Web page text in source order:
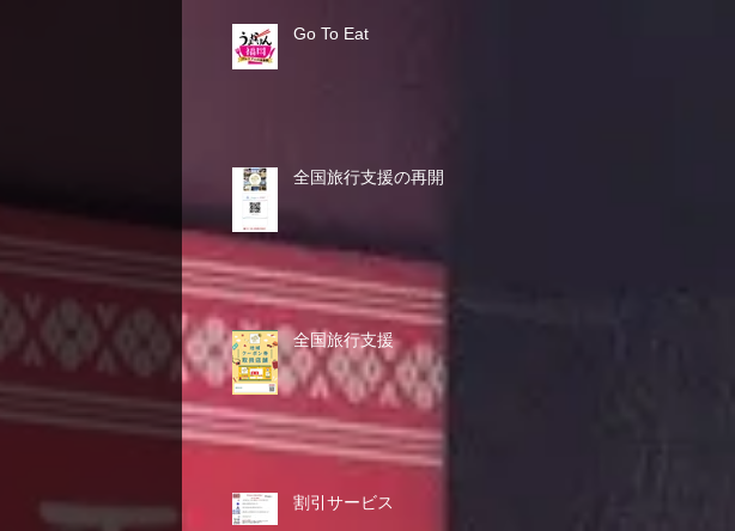
Go To Eat
全国旅行支援の再開
全国旅行支援
割引サービス